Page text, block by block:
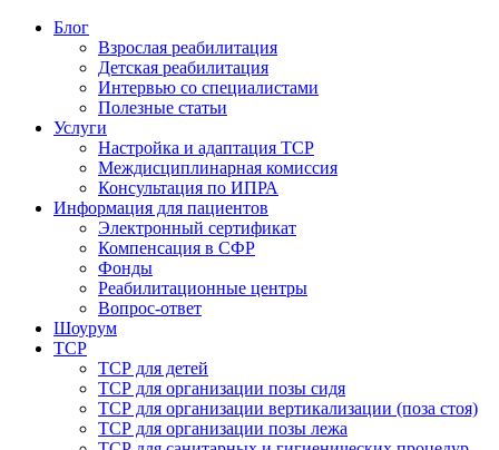
Блог
Взрослая реабилитация
Детская реабилитация
Интервью со специалистами
Полезные статьи
Услуги
Настройка и адаптация ТСР
Междисциплинарная комиссия
Консультация по ИПРА
Информация для пациентов
Электронный сертификат
Компенсация в СФР
Фонды
Реабилитационные центры
Вопрос-ответ
Шоурум
ТСР
ТСР для детей
ТСР для организации позы сидя
ТСР для организации вертикализации (поза стоя)
ТСР для организации позы лежа